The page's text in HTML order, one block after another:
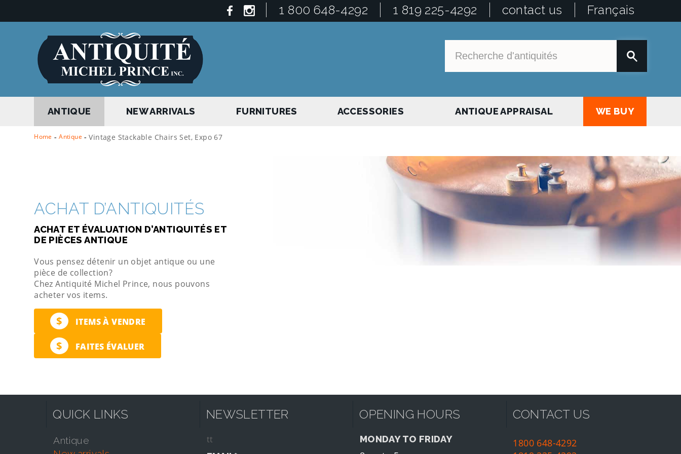
1 800 648-4292 1 819 225-4292 contact us Français
ANTIQUE NEW ARRIVALS FURNITURES ACCESSORIES ANTIQUE APPRAISAL WE BUY
Home - Antique - Vintage Stackable Chairs Set, Expo 67
ACHAT D’ANTIQUITÉS
ACHAT ET ÉVALUATION D’ANTIQUITÉS ET
DE PIÈCES ANTIQUE
Vous pensez détenir un objet antique ou une
pièce de collection?
Chez Antiquité Michel Prince, nous pouvons
acheter vos items.
$ ITEMS À VENDRE
$ FAITES ÉVALUER
QUICK LINKS
antique
NEWSLETTER
tt
OPENING HOURS
MONDAY TO FRIDAY
CONTACT US
1800 648-4292